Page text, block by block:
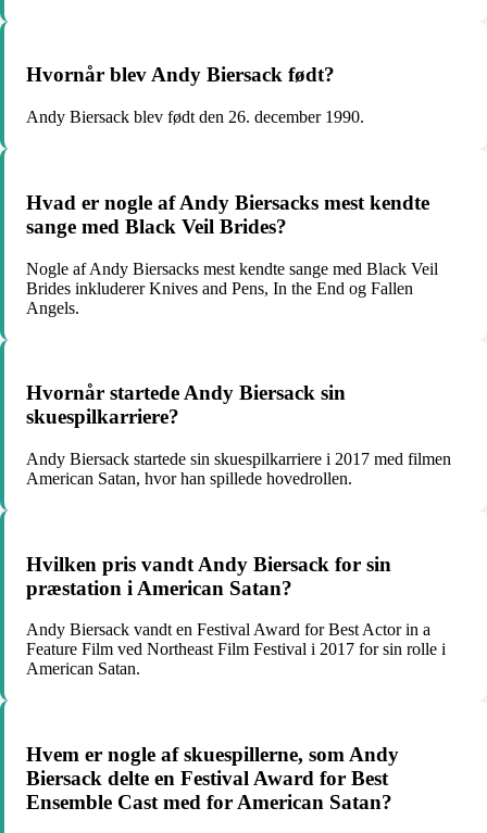
Hvornår blev Andy Biersack født?
Andy Biersack blev født den 26. december 1990.
Hvad er nogle af Andy Biersacks mest kendte
sange med Black Veil Brides?
Nogle af Andy Biersacks mest kendte sange med Black Veil
Brides inkluderer Knives and Pens, In the End og Fallen
Angels.
Hvornår startede Andy Biersack sin
skuespilkarriere?
Andy Biersack startede sin skuespilkarriere i 2017 med filmen
American Satan, hvor han spillede hovedrollen.
Hvilken pris vandt Andy Biersack for sin
præstation i American Satan?
Andy Biersack vandt en Festival Award for Best Actor in a
Feature Film ved Northeast Film Festival i 2017 for sin rolle i
American Satan.
Hvem er nogle af skuespillerne, som Andy
Biersack delte en Festival Award for Best
Ensemble Cast med for American Satan?